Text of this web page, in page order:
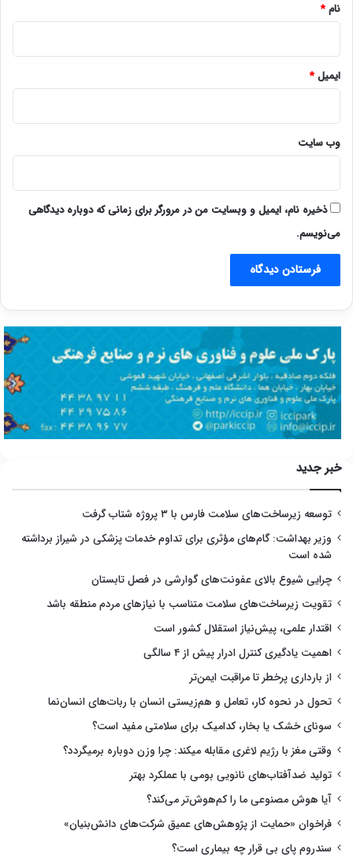
نام*
ایمیل*
وب‌ سایت
ذخیره نام، ایمیل و وبسایت من در مرورگر برای زمانی که دوباره دیدگاهی
می‌نویسم.
خبر جدید
توسعه زیرساخت‌های سلامت فارس با ۳ پروژه شتاب گرفت
وزیر بهداشت: گام‌های مؤثری برای تداوم خدمات پزشکی در شیراز برداشته
شده است
چرایی شیوع بالای عفونت‌های گوارشی در فصل تابستان
تقویت زیرساخت‌های سلامت متناسب با نیازهای مردم منطقه باشد
اقتدار علمی، پیش‌نیاز استقلال کشور است
اهمیت یادگیری کنترل ادرار پیش از ۴ سالگی
از بارداری پرخطر تا مراقبت ایمن‌تر
تحول در نحوه کار، تعامل و هم‌زیستی انسان با ربات‌های انسان‌نما
سونای خشک یا بخار، کدامیک برای سلامتی مفید است؟
وقتی مغز با رژیم لاغری مقابله میکند: چرا وزن دوباره برمیگردد؟
تولید ضدآفتاب‌های نانویی بومی با عملکرد بهتر
آیا هوش مصنوعی ما را کم‌هوش‌تر می‌کند؟
فراخوان «حمایت از پژوهش‌های عمیق شرکت‌های دانش‌بنیان»
سندروم پای بی قرار چه بیماری است؟